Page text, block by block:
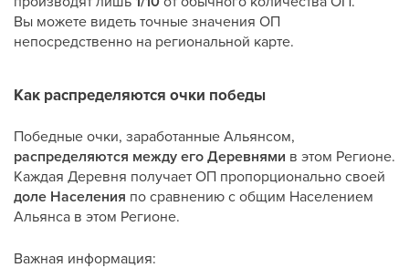
Вы можете видеть точные значения ОП
непосредственно на региональной карте.
Как распределяются очки победы
Победные очки, заработанные Альянсом,
распределяются между его Деревнями в этом Регионе.
Каждая Деревня получает ОП пропорционально своей
доле Населения по сравнению с общим Населением
Альянса в этом Регионе.
Важная информация: